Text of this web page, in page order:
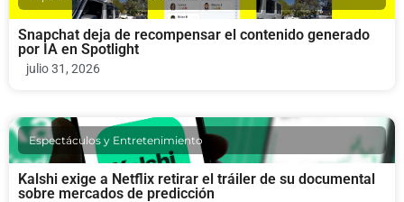
Snapchat deja de recompensar el contenido generado
por IA en Spotlight
julio 31, 2026
Espectáculos y Entretenimiento
Kalshi exige a Netflix retirar el tráiler de su documental
sobre mercados de predicción